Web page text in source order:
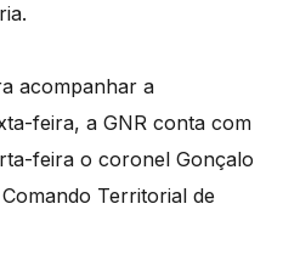
acompanhar a
feira, a GNR conta com
feira o coronel Gonçalo
Territorial de